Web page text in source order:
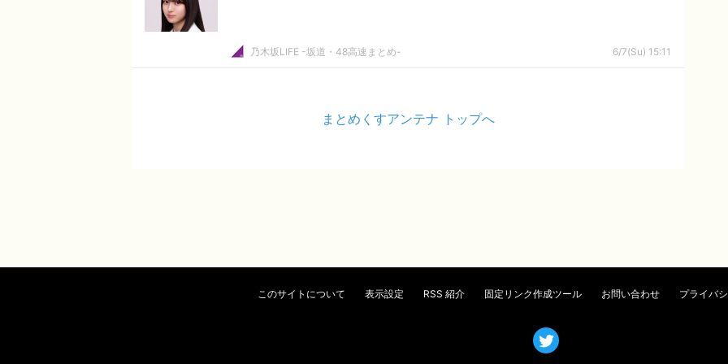
乃木坂LIFE -坂道・48高速まとめ- 6/7(Su) 15:11
まとめくすアンテナ トップへ
このサイトについて 表示設定 RSS 紹介 固定リンク作成ツール お問い合わせ プライバ